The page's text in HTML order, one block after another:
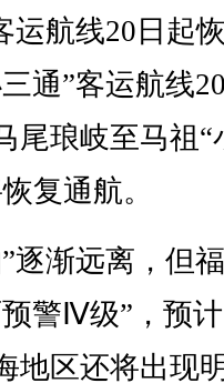
运航线20日起
通”客运航线
尾琅岐至马祖“
复通航。
渐远离，但
警Ⅳ级”，预
地区还将出现